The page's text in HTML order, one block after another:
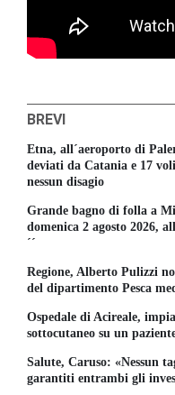
BREVI
Etna, all´aeroporto di
deviati da Catania e 17
nessun disagio
Grande bagno di folla a
domenica 2 agosto 2026,
´´
Regione, Alberto Pulizzi
del dipartimento Pesca
Ospedale di Acireale,
sottocutaneo su un
Salute, Caruso: «Nessun
garantiti entrambi gli